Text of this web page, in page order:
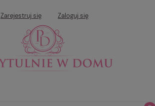
Zarejestruj się Zaloguj się